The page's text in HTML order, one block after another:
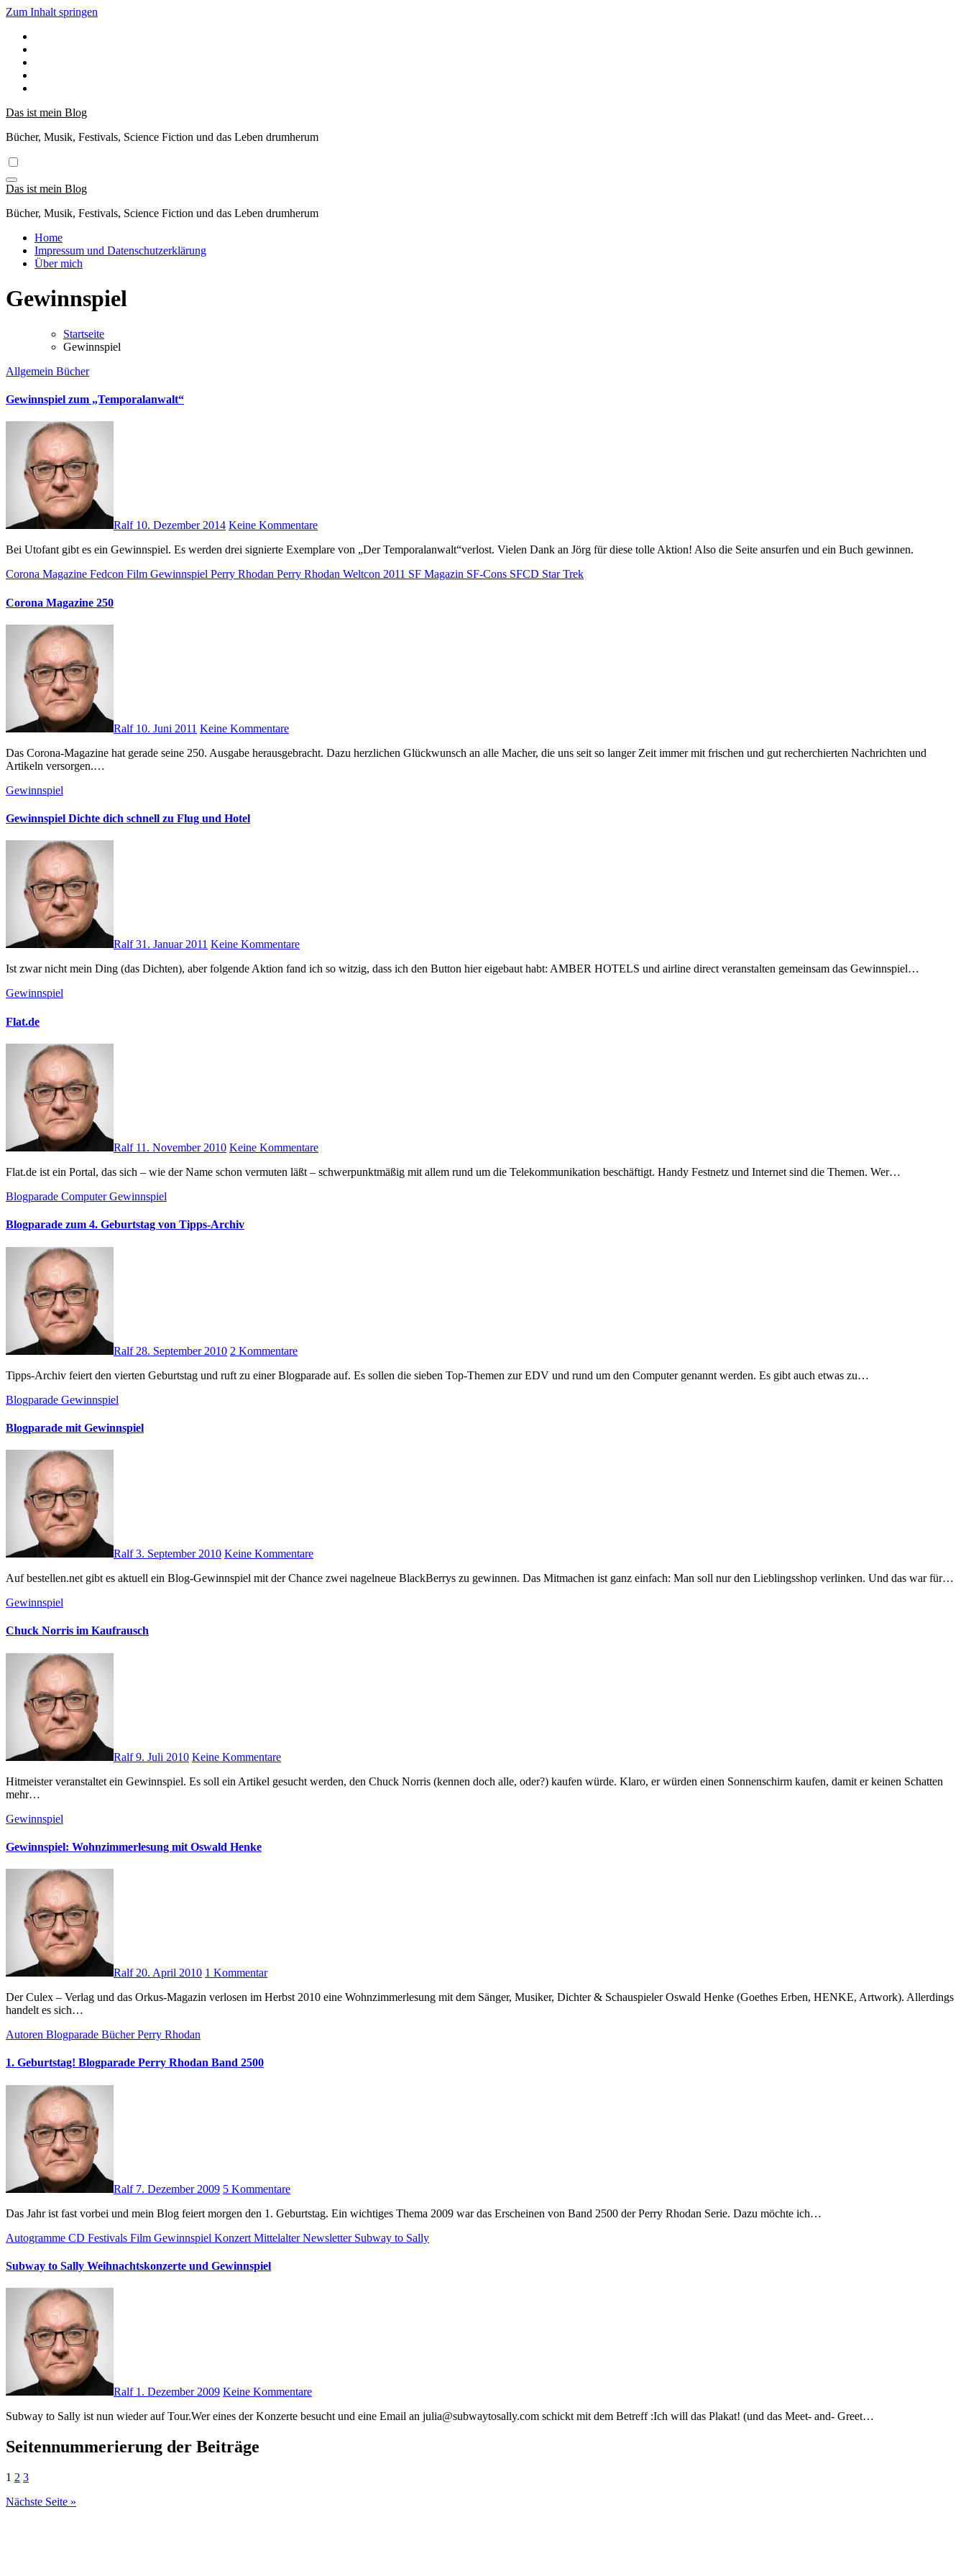
Zum Inhalt springen
Das ist mein Blog
Bücher, Musik, Festivals, Science Fiction und das Leben drumherum
Das ist mein Blog
Bücher, Musik, Festivals, Science Fiction und das Leben drumherum
Home
Impressum und Datenschutzerklärung
Über mich
Gewinnspiel
Startseite
Gewinnspiel
Allgemein Bücher
Gewinnspiel zum „Temporalanwalt“
Ralf 10. Dezember 2014 Keine Kommentare
Bei Utofant gibt es ein Gewinnspiel. Es werden drei signierte Exemplare von „Der Temporalanwalt“verlost. Vielen Dank an Jörg für diese tolle Aktion! Also die Seite ansurfen und ein Buch gewinnen.
Corona Magazine Fedcon Film Gewinnspiel Perry Rhodan Perry Rhodan Weltcon 2011 SF Magazin SF-Cons SFCD Star Trek
Corona Magazine 250
Ralf 10. Juni 2011 Keine Kommentare
Das Corona-Magazine hat gerade seine 250. Ausgabe herausgebracht. Dazu herzlichen Glückwunsch an alle Macher, die uns seit so langer Zeit immer mit frischen und gut recherchierten Nachrichten und
Artikeln versorgen.…
Gewinnspiel
Gewinnspiel Dichte dich schnell zu Flug und Hotel
Ralf31. Januar 2011 Keine Kommentare
Ist zwar nicht mein Ding (das Dichten), aber folgende Aktion fand ich so witzig, dass ich den Button hier eigebaut habt: AMBER HOTELS und airline direct veranstalten gemeinsam das Gewinnspiel…
Gewinnspiel
Flat.de
Ralf 11. November 2010 Keine Kommentare
Flat.de ist ein Portal, das sich – wie der Name schon vermuten läßt – schwerpunktmäßig mit allem rund um die Telekommunikation beschäftigt. Handy Festnetz und Internet sind die Themen. Wer…
Blogparade ComputerGewinnspiel
Blogparade zum 4. Geburtstag von Tipps-Archiv
Ralf 28. September 2010 2 Kommentare
Tipps-Archiv feiert den vierten Geburtstag und ruft zu einer Blogparade auf. Es sollen die sieben Top-Themen zur EDV und rund um den Computer genannt werden. Es gibt auch etwas zu…
Blogparade Gewinnspiel
Blogparade mit Gewinnspiel
Ralf3. September 2010 Keine Kommentare
Auf bestellen.net gibt es aktuell ein Blog-Gewinnspiel mit der Chance zwei nagelneue BlackBerrys zu gewinnen. Das Mitmachen ist ganz einfach: Man soll nur den Lieblingsshop verlinken. Und das war für…
Gewinnspiel
Chuck Norris im Kaufrausch
Ralf9. Juli 2010 Keine Kommentare
Hitmeister veranstaltet ein Gewinnspiel. Es soll ein Artikel gesucht werden, den Chuck Norris (kennen doch alle, oder?) kaufen würde. Klaro, er würden einen Sonnenschirm kaufen, damit er keinen Schatten
mehr…
Gewinnspiel
Gewinnspiel: Wohnzimmerlesung mit Oswald Henke
Ralf 20. April 2010 1 Kommentar
Der Culex – Verlag und das Orkus-Magazin verlosen im Herbst 2010 eine Wohnzimmerlesung mit dem Sänger, Musiker, Dichter & Schauspieler Oswald Henke (Goethes Erben, HENKE, Artwork). Allerdings
handelt es sich…
Autoren Blogparade BücherPerry Rhodan
1. Geburtstag! Blogparade Perry Rhodan Band 2500
Ralf 7. Dezember 2009 5 Kommentare
Das Jahr ist fast vorbei und mein Blog feiert morgen den 1. Geburtstag. Ein wichtiges Thema 2009 war das Erscheinen von Band 2500 der Perry Rhodan Serie. Dazu möchte ich…
Autogramme CD Festivals Film Gewinnspiel Konzert MittelalterNewsletter Subway to Sally
Subway to Sally Weihnachtskonzerte und Gewinnspiel
Ralf 1. Dezember 2009 Keine Kommentare
Subway to Sally ist nun wieder auf Tour.Wer eines der Konzerte besucht und eine Email an julia@subwaytosally.com schickt mit dem Betreff :Ich will das Plakat! (und das Meet- and- Greet…
Seitennummerierung der Beiträge
1 2 3
Nächste Seite »